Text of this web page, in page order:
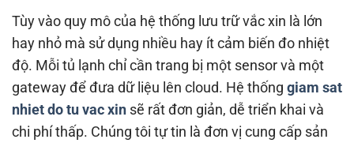
Tùy vào quy mô của hệ thống lưu trữ vắc xin là lớn
hay nhỏ mà sử dụng nhiều hay ít cảm biến đo nhiệt
độ. Mỗi tủ lạnh chỉ cần trang bị một sensor và một
gateway để đưa dữ liệu lên cloud. Hệ thống giam sat
nhiet do tu vac xin sẽ rất đơn giản, dễ triển khai và
chi phí thấp. Chúng tôi tự tin là đơn vị cung cấp sản